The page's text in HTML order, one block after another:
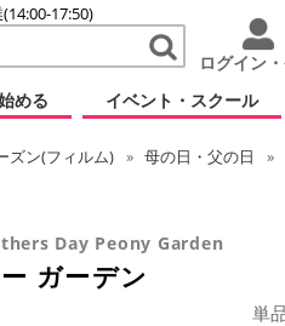
17:50)
ログイン
める イベント・スクール
ズン(フィルム) 母の日・父の日
Day Peony Garden
ガーデン
単